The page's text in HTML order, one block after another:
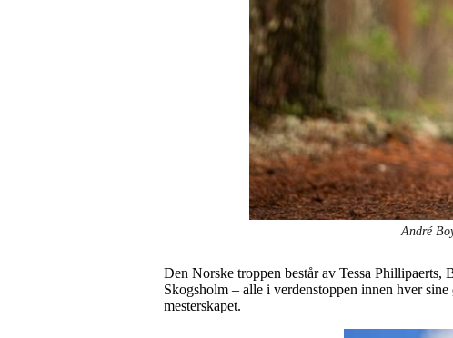
André
Den Norske troppen består av Tessa
Skogsholm – alle i verdenstoppen innen hver
mesterskapet.